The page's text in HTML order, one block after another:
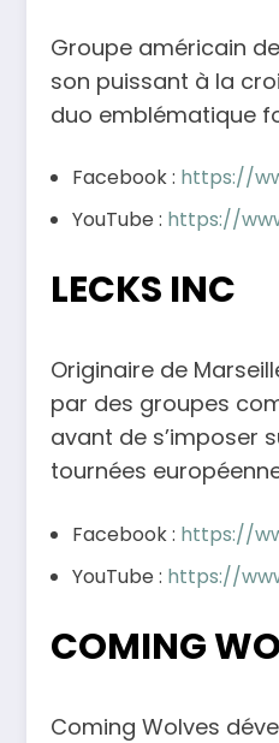
Groupe américain
son puissant à la
duo emblématique
Facebook : https://
YouTube : https://
LECKS INC
Originaire de
par des groupes
avant de s’imposer
tournées
Facebook : https://
YouTube : https://
COMING
Coming Wolves